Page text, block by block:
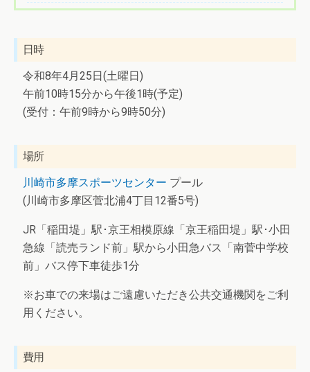
日時
令和8年4月25日(土曜日)
午前10時15分から午後1時(予定)
(受付：午前9時から9時50分)
場所
川崎市多摩スポーツセンター プール
(川崎市多摩区菅北浦4丁目12番5号)
JR「稲田堤」駅･京王相模原線「京王稲田堤」駅･小田
急線「読売ランド前」駅から小田急バス「南菅中学校
前」バス停下車徒歩1分
※お車での来場はご遠慮いただき公共交通機関をご利
用ください。
費用